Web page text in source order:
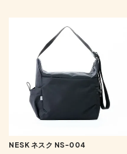
NESK ネスク NS-004